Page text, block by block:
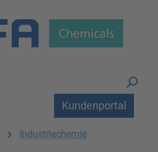
Kundenportal
Industriechemie